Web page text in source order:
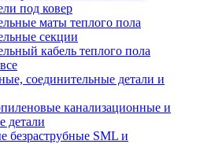
под ковер
маты теплого пола
секции
кабель теплого пола
соединительные детали и
канализационные и
детали
безраструбные SML и